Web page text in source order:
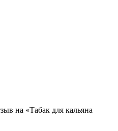
на «Табак для кальяна